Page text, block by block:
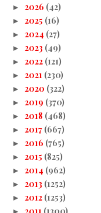
► 2026 (42)
► 2025 (16)
► 2024 (27)
► 2023 (49)
► 2022 (121)
► 2021 (230)
► 2020 (322)
► 2019 (370)
► 2018 (468)
► 2017 (667)
► 2016 (765)
► 2015 (825)
► 2014 (962)
► 2013 (1252)
► 2012 (1253)
► 2011 (1300)